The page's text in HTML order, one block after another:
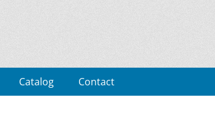
Catalog Contact